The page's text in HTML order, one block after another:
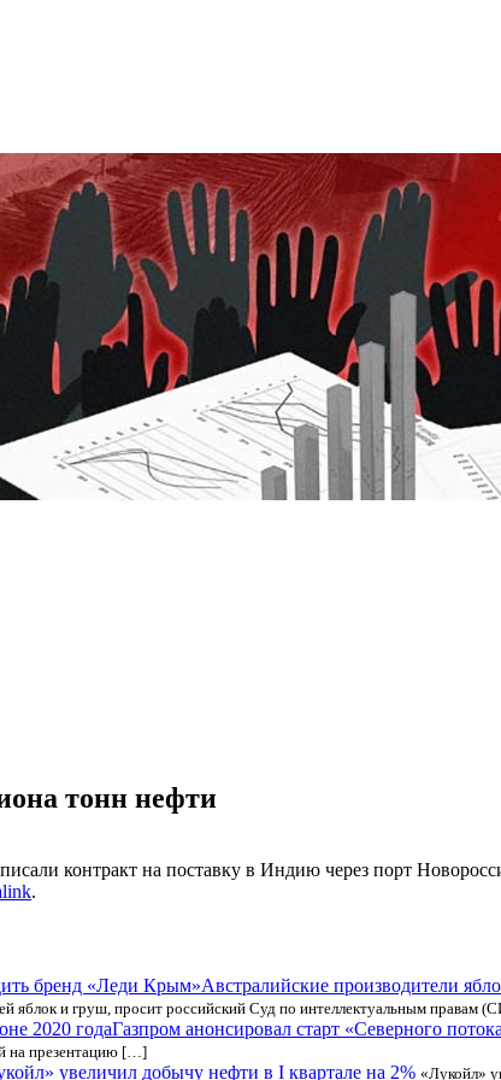
тонн нефти
контракт на поставку в Индию через порт
.
Австралийские производители
яблок и груш, просит российский Суд по интеллектуальным правам
Газпром анонсировал старт «Северного
на презентацию […]
увеличил добычу нефти в I квартале на 2% «Лукойл»